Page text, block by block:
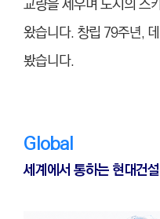
교량을 세우며 도시의 스
왔습니다. 창립 79주년,
봤습니다.
Global
세계에서 통하는 현대건설